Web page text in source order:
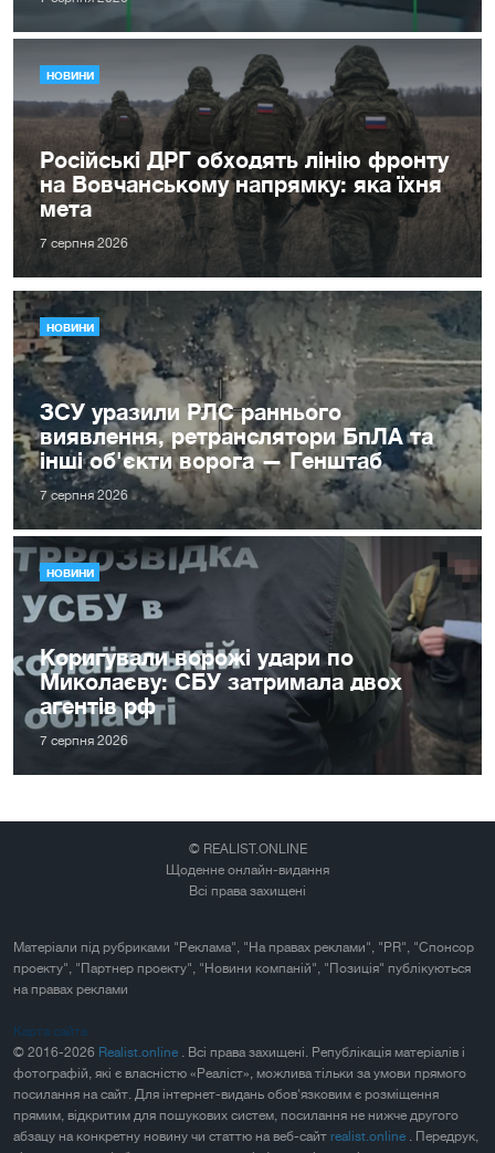
НОВИНИ
Російські ДРГ обходять лінію фронту
на Вовчанському напрямку: яка їхня
мета
7 серпня 2026
НОВИНИ
ЗСУ уразили РЛС раннього
виявлення, ретранслятори БпЛА та
інші об'єкти ворога — Генштаб
7 серпня 2026
НОВИНИ
Коригували ворожі удари по
Миколаєву: СБУ затримала двох
агентів рф
7 серпня 2026
© REALIST.ONLINE
Щоденне онлайн-видання
Всі права захищені
Матеріали під рубриками "Реклама", "На правах реклами", "PR", "Спонсор
проекту", "Партнер проекту", "Новини компаній", "Позиція" публікуються
на правах реклами
Карта сайта
© 2016-2026 Realist.online . Всі права захищені. Републікація матеріалів і
фотографій, які є власністю «Реаліст», можлива тільки за умови прямого
посилання на сайт. Для інтернет-видань обов'язковим є розміщення
прямим, відкритим для пошукових систем, посилання не нижче другого
абзацу на конкретну новину чи статтю на веб-сайт realist.online . Передрук,